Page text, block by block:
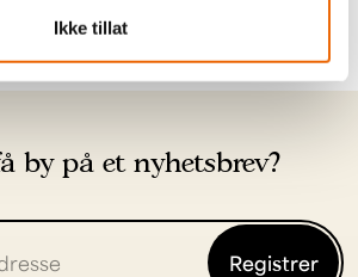
Ikke tillat
by på et nyhetsbrev?
Registrer